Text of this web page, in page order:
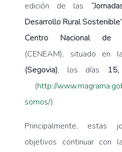
edición de las
Desarrollo Rural
Centro Nacional de
(CENEAM), situado en
(Segovia), los días
(http://
somos/).
Principalmente, estas
objetivos continuar con